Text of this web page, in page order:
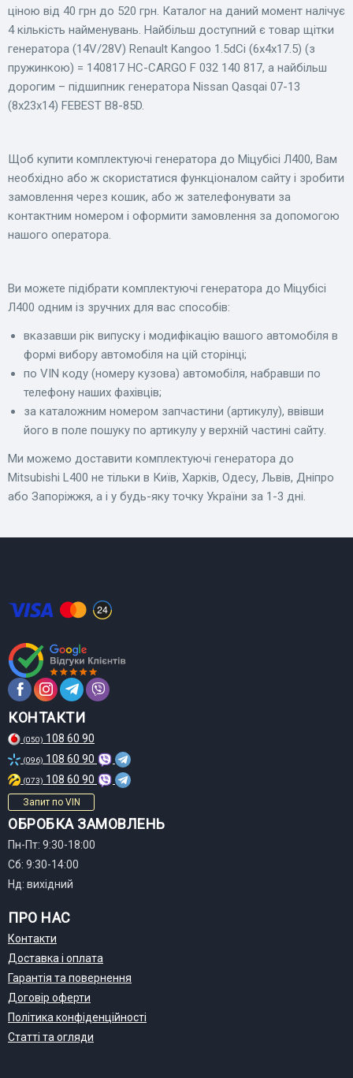
ціною від 40 грн до 520 грн. Каталог на даний момент налічує
4 кількість найменувань. Найбільш доступний є товар щітки
генератора (14V/28V) Renault Kangoo 1.5dCi (6x4x17.5) (з
пружинкою) = 140817 HC-CARGO F 032 140 817, а найбільш
дорогим – підшипник генератора Nissan Qasqai 07-13
(8x23x14) FEBEST B8-85D.
Щоб купити комплектуючі генератора до Міцубісі Л400, Вам
необхідно або ж скористатися функціоналом сайту і зробити
замовлення через кошик, або ж зателефонувати за
контактним номером і оформити замовлення за допомогою
нашого оператора.
Ви можете підібрати комплектуючі генератора до Міцубісі
Л400 одним із зручних для вас способів:
вказавши рік випуску і модифікацію вашого автомобіля в
формі вибору автомобіля на цій сторінці;
по VIN коду (номеру кузова) автомобіля, набравши по
телефону наших фахівців;
за каталожним номером запчастини (артикулу), ввівши
його в поле пошуку по артикулу у верхній частині сайту.
Ми можемо доставити комплектуючі генератора до
Mitsubishi L400 не тільки в Київ, Харків, Одесу, Львів, Дніпро
або Запоріжжя, а і у будь-яку точку України за 1-3 дні.
КОНТАКТИ
(050) 108 60 90
(096) 108 60 90
(073) 108 60 90
Запит по VIN
ОБРОБКА ЗАМОВЛЕНЬ
Пн-Пт: 9:30-18:00
Сб: 9:30-14:00
Нд: вихідний
ПРО НАС
Контакти
Доставка і оплата
Гарантія та повернення
Договір оферти
Політика конфіденційності
Статті та огляди